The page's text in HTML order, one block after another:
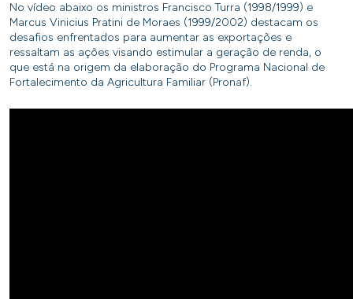
No vídeo abaixo os ministros Francisco Turra (1998/1999) e
Marcus Vinicius Pratini de Moraes (1999/2002) destacam os
desafios enfrentados para aumentar as exportações e
ressaltam as ações visando estimular a geração de renda, o
que está na origem da elaboração do Programa Nacional de
Fortalecimento da Agricultura Familiar (Pronaf).